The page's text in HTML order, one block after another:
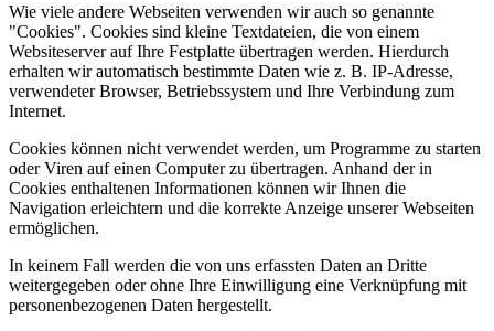
Wie viele andere Webseiten verwenden wir auch so genannte
"Cookies". Cookies sind kleine Textdateien, die von einem
Websiteserver auf Ihre Festplatte übertragen werden. Hierdurch
erhalten wir automatisch bestimmte Daten wie z. B. IP-Adresse,
verwendeter Browser, Betriebssystem und Ihre Verbindung zum
Internet.
Cookies können nicht verwendet werden, um Programme zu starten
oder Viren auf einen Computer zu übertragen. Anhand der in
Cookies enthaltenen Informationen können wir Ihnen die
Navigation erleichtern und die korrekte Anzeige unserer Webseiten
ermöglichen.
In keinem Fall werden die von uns erfassten Daten an Dritte
weitergegeben oder ohne Ihre Einwilligung eine Verknüpfung mit
personenbezogenen Daten hergestellt.